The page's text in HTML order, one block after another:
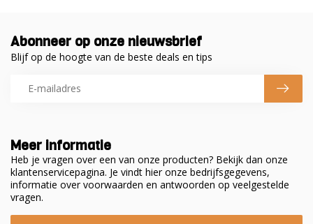
Meer informatie
Heb je vragen over een van onze producten? Bekijk dan onze
klantenservicepagina. Je vindt hier onze bedrijfsgegevens,
informatie over voorwaarden en antwoorden op veelgestelde
vragen.
Abonneer op onze nieuwsbrief
Blijf op de hoogte van de beste deals en tips